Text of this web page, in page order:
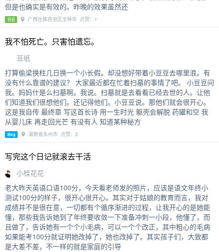
但是也确实是有效的。昨晚的效果虽然还
日记 广西壮族自治区玉林市 点赞：1
我不怕死亡。只害怕遗忘。
豆纸
打算偷梁换柱几日换一个小长假。却没想好带着小豆豆去哪里浪。有
没有什么靠谱的建议？ 大家最近都在忙着扫墓的事情了吧。 小豆豆问
我。妈妈什是么扫墓啊。我说。扫墓就是去看看已经去世的人。让他
们知道我们很想他们。还记得他们。小豆豆说。那他们就会很开心。
这是我自传 最终章 写这首长诗 用一生时光 躯壳会解脱 药罐和空 我
从婴儿床 再走回光芒 有没有人 知道某种秘方
Blog 湖南省永州市 点赞：2
写完这个日记就滚去干活
小桂花花
老大昨天英语口语100分，今天看老师发的照片，应该是语文年终小
测试100分的样子，很开心很开心。其实对于姑娘的教育而言，我对
成绩并不是很在意，一切都有个循序渐进的过程，让我开心的是她能
懂，那些我告诉她到了年终要收敛一下准备冲刺一小段，他懂了，而
且做了，告诉她有一个个小毛病，可以一个个改正，其中粗心的毛病
如果能考100分就证明她改掉了，她也改掉了。其实孩子们，大致都
是大差不差，不一样的就是家庭的引导